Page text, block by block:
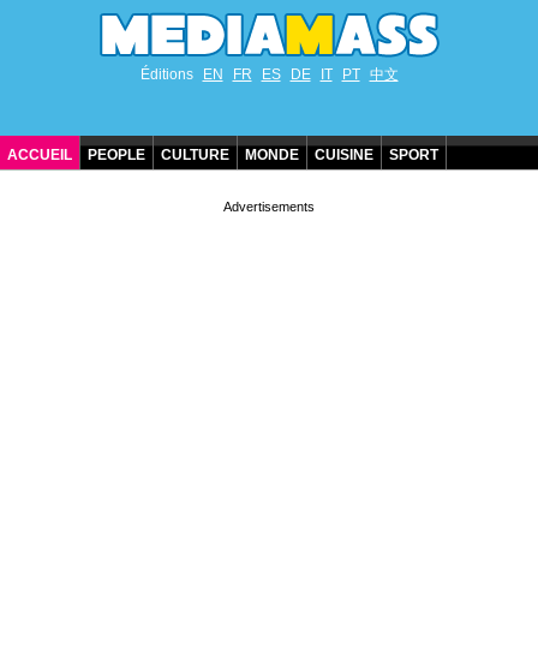
Éditions EN FR ES DE IT PT 中文
ACCUEIL PEOPLE CULTURE MONDE CUISINE SPORT